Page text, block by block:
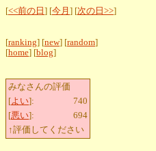
[<<前の日 ] [今月 ] [次の日>>]
[ranking] [new] [random]
[home] [blog]
みなさんの評価
[よい]:
740
[悪い]:
694
↑評価してください